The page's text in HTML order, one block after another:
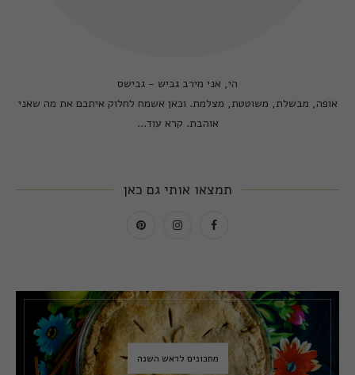
הי, אני מירב גביש - גבישס
אופה, מבשלת, משוטטת, מצלמת. וכאן אשמח לחלוק איתכם את מה שאני
אוהבת. קרא עוד...
תמצאו אותי גם כאן
מתכונים לראש השנה